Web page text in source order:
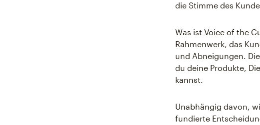
die Stimme des
Was ist Voice of the
Rahmenwerk, das
und Abneigungen.
du deine Produkte,
kannst.
Unabhängig davon,
fundierte